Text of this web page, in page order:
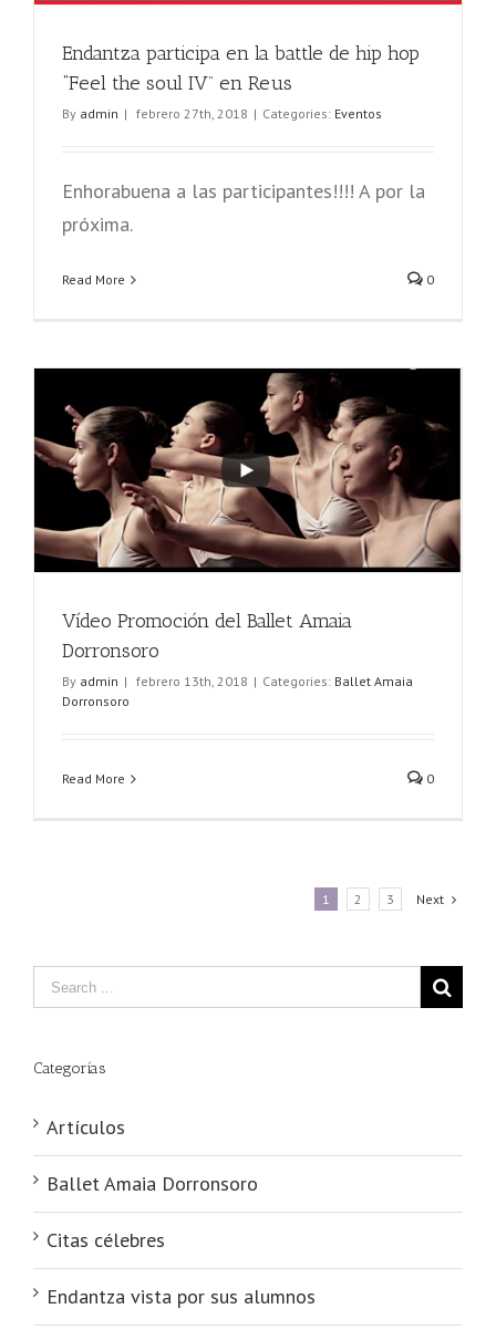
Endantza participa en la battle de hip hop
“Feel the soul IV” en Reus
By admin | febrero 27th, 2018 | Categories: Eventos
Enhorabuena a las participantes!!!! A por la
próxima.
Read More 0
Vídeo Promoción del Ballet Amaia
Dorronsoro
By admin | febrero 13th, 2018 | Categories: Ballet Amaia
Dorronsoro
Read More 0
1 2 3 Next
Categorías
Artículos
Ballet Amaia Dorronsoro
Citas célebres
Endantza vista por sus alumnos